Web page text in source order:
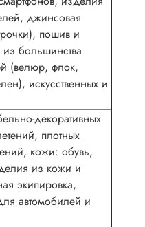
джинсовая
пошив и
большинства
(велюр, флок,
искусственных и
декоративных
плотных
кожи: обувь,
из кожи и
экипировка,
автомобилей и